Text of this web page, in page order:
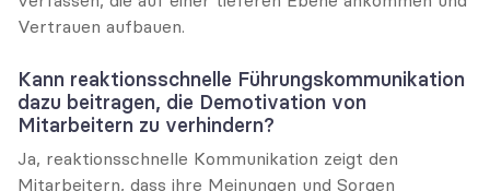
Vertrauen aufbauen.
Kann reaktionsschnelle Führungskommunikation
dazu beitragen, die Demotivation von
Mitarbeitern zu verhindern?
Ja, reaktionsschnelle Kommunikation zeigt den
Mitarbeitern, dass ihre Meinungen und Sorgen